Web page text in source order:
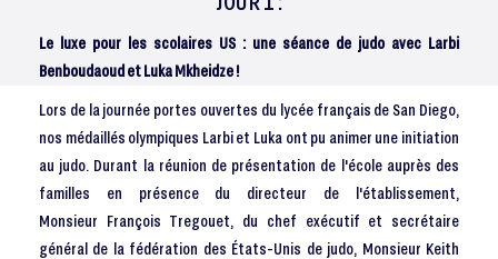
Le luxe pour les scolaires US : une séance de judo avec Larbi
Benboudaoud et Luka Mkheidze !
Lors de la journée portes ouvertes du lycée français de San Diego,
nos médaillés olympiques Larbi et Luka ont pu animer une initiation
au judo. Durant la réunion de présentation de l'école auprès des
familles en présence du directeur de l'établissement,
Monsieur François Tregouet, du chef exécutif et secrétaire
général de la fédération des États-Unis de judo, Monsieur Keith